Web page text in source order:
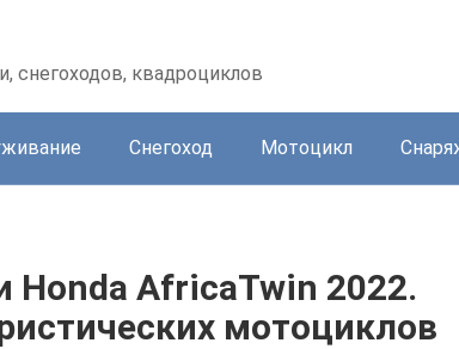
снегоходов, квадроциклов
Снегоход Мотоцикл
Honda AfricaTwin 2022.
мотоциклов